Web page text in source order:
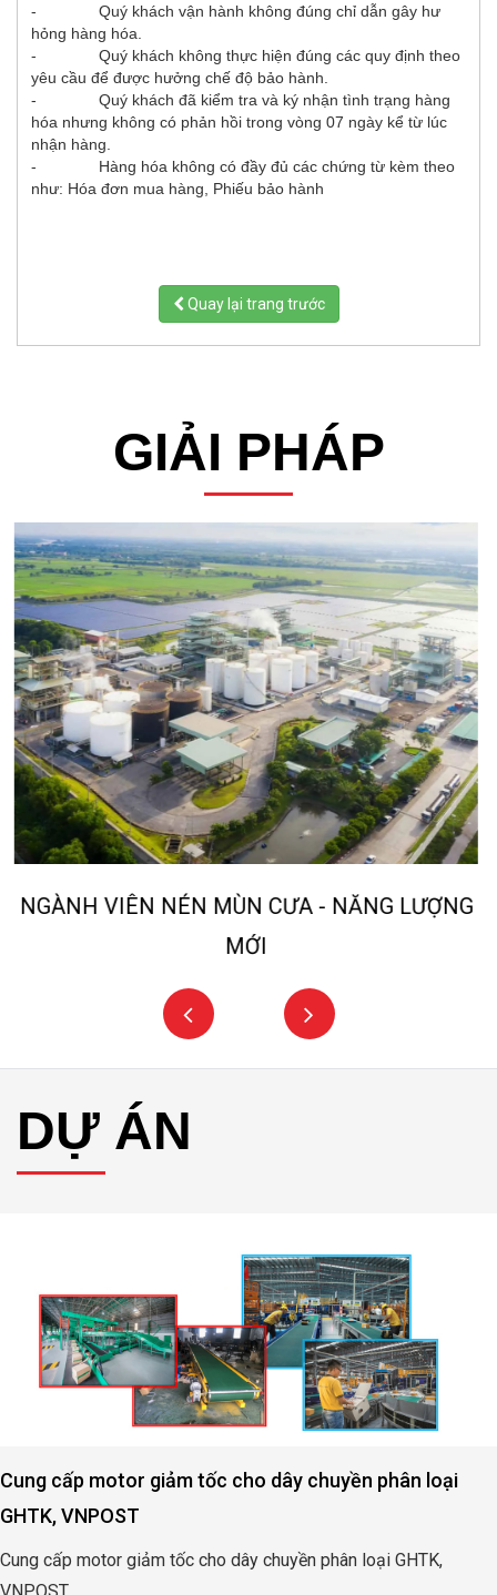
- Quý khách vận hành không đúng chỉ dẫn gây hư
hỏng hàng hóa.
- Quý khách không thực hiện đúng các quy định theo
yêu cầu để được hưởng chế độ bảo hành.
- Quý khách đã kiểm tra và ký nhận tình trạng hàng
hóa nhưng không có phản hồi trong vòng 07 ngày kể từ lúc
nhận hàng.
- Hàng hóa không có đầy đủ các chứng từ kèm theo
như: Hóa đơn mua hàng, Phiếu bảo hành
Quay lại trang trước
GIẢI PHÁP
NGÀNH KHAI GẠCH MEN
DỰ ÁN
Cung cấp motor giảm tốc cho ngành chăn nuôi
nuôi Heo
Cung cấp motor tạo bọt oxi đầm nuôi tôm Long Khánh –